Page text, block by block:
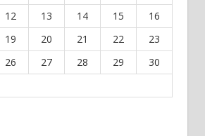
12 13 14 15
16
19 20 21 22
23
26 27 28 29
30